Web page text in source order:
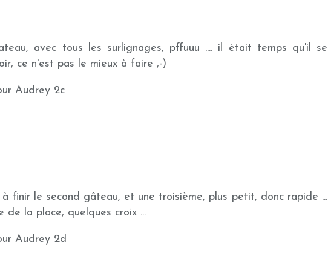
avec tous les surlignages, pffuuu .... il était temps qu'il se
ce n'est pas le mieux à faire ,-)
finir le second gâteau, et une troisième, plus petit, donc rapide ...
de la place, quelques croix ...